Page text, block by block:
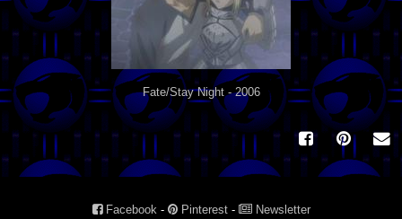
04/07/2026 -Ajout d'un dessin animé
Ajout du dessin animé Le Noël du vilain petit canard (2003) dans la liste.
Fate/Stay Night - 2006
Facebook - Pinterest- Newsletter